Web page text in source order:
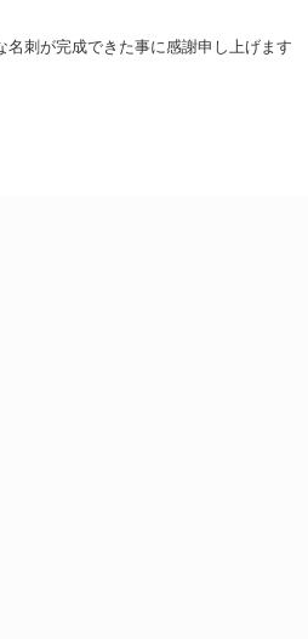
名刺が完成できた事に感謝申し上げます